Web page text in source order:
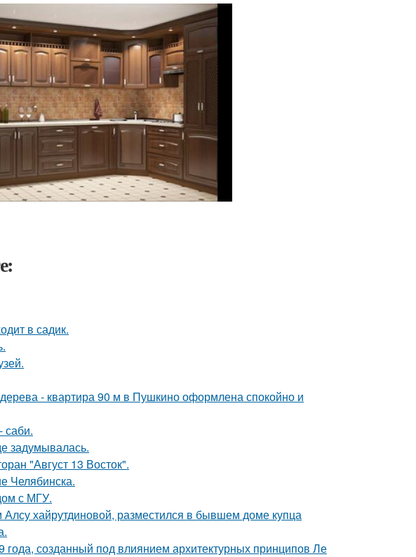
в садик.
- квартира 90 м в Пушкино оформлена спокойно и
саби.
задумывалась.
"Август 13 Восток".
Челябинска.
с МГУ.
хайрутдиновой, разместился в бывшем доме купца
года, созданный под влиянием архитектурных принципов Ле